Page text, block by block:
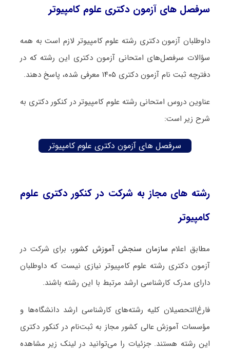
سرفصل های آزمون دکتری علوم کامپیوتر
داوطلبان آزمون دکتری رشته علوم کامپیوتر لازم است به همه
سؤالات سرفصل‌های امتحانی آزمون دکتری این رشته که در
دفترچه‌ ثبت نام آزمون دکتری ۱۴۰۵ معرفی شده، پاسخ دهند.
عناوین دروس امتحانی رشته علوم کامپیوتر در کنکور دکتری به
شرح زیر است:
سرفصل های آزمون دکتری علوم کامپیوتر
رشته های مجاز به شرکت در کنکور دکتری علوم
کامپیوتر
مطابق اعلام سازمان سنجش آموزش کشور، برای شرکت در
آزمون دکتری رشته علوم کامپیوتر نیازی نیست که داوطلبان
دارای مدرک کارشناسی ارشد مرتبط با این رشته باشند.
فارغ‌‌التحصیلان کلیه رشته‌های کارشناسی ارشد دانشگاه‌ها و
مؤسسات آموزش عالی کشور مجاز به ثبت‌نام در کنکور دکتری
این رشته هستند. جزئیات را می‌توانید در لینک زیر مشاهده